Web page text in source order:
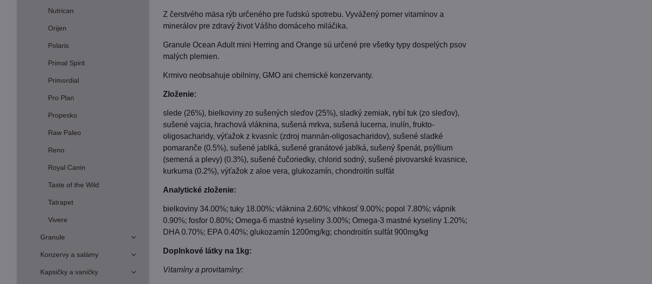
Z čerstvého mäsa rýb určeného pre ľudskú spotrebu. Vyvážený pomer vitamínov a
minerálov pre zdravý život Vášho domáceho miláčika.
Granule Ocean Adult mini Herring and Orange sú určené pre všetky typy dospelých psov
malých plemien.
Krmivo neobsahuje obilniny, GMO ani chemické konzervanty.
Zloženie:
slede (26%), bielkoviny zo sušených sleďov (25%), sladký zemiak, rybí tuk (zo sleďov),
sušené vajcia, hrachová vláknina, sušená mrkva, sušená lucerna, inulín, frukto-
oligosacharidy, výťažok z kvasníc (zdroj mannán-oligosacharidov), sušené sladké
pomaranče (0.5%), sušené jablká, sušené granátové jablká, sušený špenát, psýllium
(semená a plevy) (0.3%), sušené čučoriedky, chlorid sodný, sušené pivovarské kvasnice,
kurkuma (0.2%), výťažok z aloe vera, glukozamín, chondroitín sulfát
Analytické zloženie:
bielkoviny 34.00%; tuky 18.00%; vláknina 2.60%; vlhkosť 9.00%; popol 7.80%; vápnik
0.90%; fosfor 0.80%; Omega-6 mastné kyseliny 3.00%; Omega-3 mastné kyseliny 1.20%;
DHA 0.70%; EPA 0.40%; glukozamín 1200mg/kg; chondroitín sulfát 900mg/kg
Doplnkové látky na 1kg:
Vitamíny a provitamíny:
Nutrican
Orijen
Polaris
Primal Spirit
Primordial
Pro Plan
Propesko
Raw Paleo
Reno
Royal Canin
Taste of the Wild
Tatrapet
Vivere
Granule
Konzervy a salámy
Kapsičky a vaničky